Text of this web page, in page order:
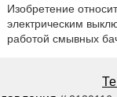
Изобретение
электрическим
работой смывных